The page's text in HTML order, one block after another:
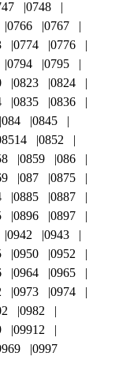
0748
0766
0767
0774
0776
0794
0795
0823
0824
0835
0836
084
0845
0852
0859
086
087
0875
0885
0887
0896
0897
0942
0943
0950
0952
0964
0965
0973
0974
0982
09912
0997